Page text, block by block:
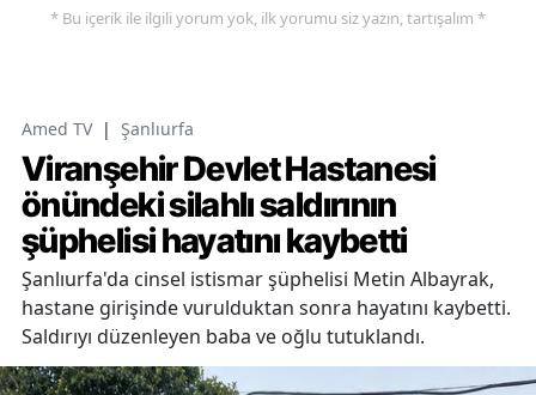
* Bu içerik ile ilgili yorum yok, ilk yorumu siz yazın, tartışalım *
Amed TV | Şanlıurfa
Viranşehir Devlet Hastanesi
önündeki silahlı saldırının
şüphelisi hayatını kaybetti
Şanlıurfa'da cinsel istismar şüphelisi Metin Albayrak,
hastane girişinde vurulduktan sonra hayatını kaybetti.
Saldırıyı düzenleyen baba ve oğlu tutuklandı.